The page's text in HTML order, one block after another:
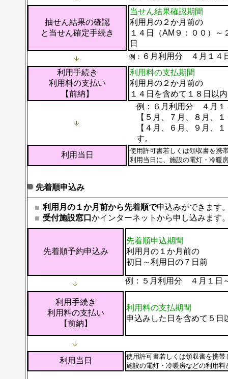
抽せん結果の確認
と当せん確定手続き
当せん結果確認期間
利用月の２か月前の
１４日（AM９：００）～
日
例： ６月利用分 ４月１４
利用手続き
利用料の支払い
【前納】
利用料の支払期間
利用月の２か月前の
１４日を含めて１８日以内
例：６月利用分 ４月
【５月、７月、８月、
【４月、６月、９月、
す。
利用当日
使用許可書若しくは領収書を携
利用当日に、施設の電灯・冷暖
先着順申込み
利用月の１か月前から先着順で申込みができます
受付施設窓口 かインターネットから申し込みます
先着順予約申込み
先着順申込期間
利用月の１か月前の
初日～利用日の７日前
例： ５月利用分 ４月１日
利用手続き
利用料の支払い
【前納】
利用料の支払期間
申込みした日を含めて５日
利用当日
使用許可書若しくは領収書を携
施設の電灯・冷暖房などの利用